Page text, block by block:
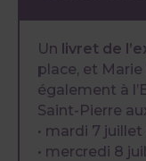
Un livret de
place, et
également à
Saint-Pierre
• mardi 7
• mercredi 8